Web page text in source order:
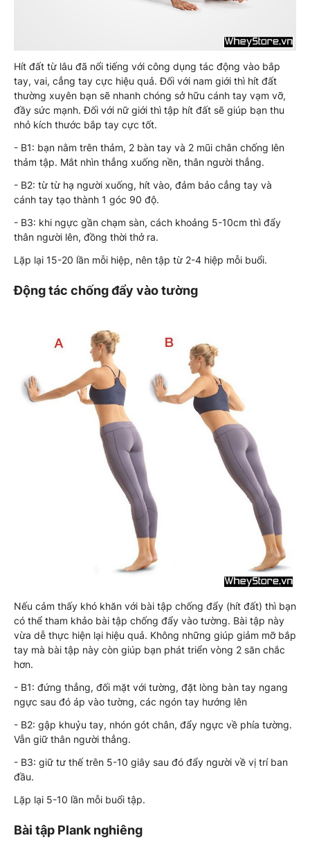
Hít đất từ lâu đã nổi tiếng với công dụng tác động vào bắp
tay, vai, cẳng tay cực hiệu quả. Đối với nam giới thì hít đất
thường xuyên bạn sẽ nhanh chóng sở hữu cánh tay vạm vỡ,
đầy sức mạnh. Đối với nữ giới thì tập hít đất sẽ giúp bạn thu
nhỏ kích thước bắp tay cực tốt.
- B1: bạn nằm trên thảm, 2 bàn tay và 2 mũi chân chống lên
thảm tập. Mắt nhìn thẳng xuống nền, thân người thẳng.
- B2: từ từ hạ người xuống, hít vào, đảm bảo cẳng tay và
cánh tay tạo thành 1 góc 90 độ.
- B3: khi ngực gần chạm sàn, cách khoảng 5-10cm thì đẩy
thân người lên, đồng thời thở ra.
Lặp lại 15-20 lần mỗi hiệp, nên tập từ 2-4 hiệp mỗi buổi.
Động tác chống đẩy vào tường
Nếu cảm thấy khó khăn với bài tập chống đẩy (hít đất) thì bạn
có thể tham khảo bài tập chống đẩy vào tường. Bài tập này
vừa dễ thực hiện lại hiệu quả. Không những giúp giảm mỡ bắp
tay mà bài tập này còn giúp bạn phát triển vòng 2 săn chắc
hơn.
- B1: đứng thẳng, đối mặt với tường, đặt lòng bàn tay ngang
ngực sau đó áp vào tường, các ngón tay hướng lên
- B2: gập khuỷu tay, nhón gót chân, đẩy ngực về phía tường.
Vẫn giữ thân người thẳng.
- B3: giữ tư thế trên 5-10 giây sau đó đẩy người về vị trí ban
đầu.
Lặp lại 5-10 lần mỗi buổi tập.
Bài tập Plank nghiêng